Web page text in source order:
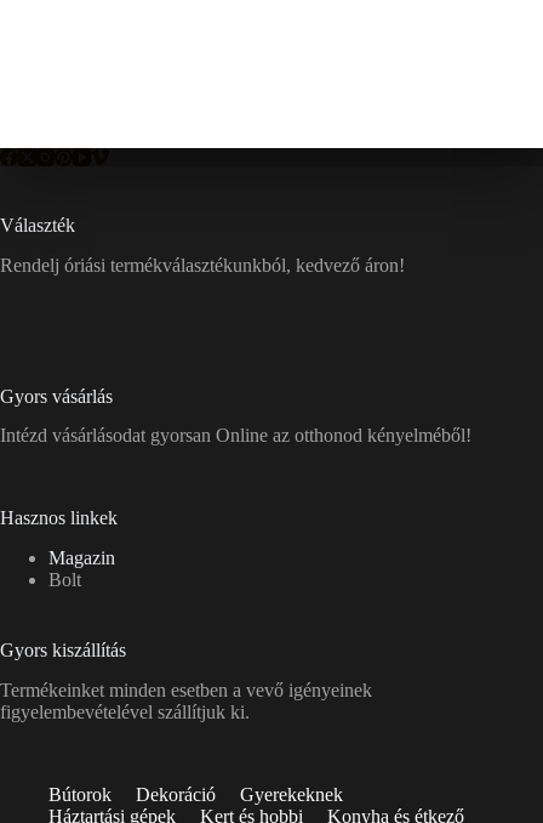
Választék
Rendelj óriási termékválasztékunkból, kedvező áron!
Gyors vásárlás
Intézd vásárlásodat gyorsan Online az otthonod kényelméből!
Hasznos linkek
Magazin
Bolt
Gyors kiszállítás
Termékeinket minden esetben a vevő igényeinek
figyelembevételével szállítjuk ki.
Bútorok Dekoráció
Gyerekeknek
Háztartási gépek
Kert és hobbi Konyha és étkező